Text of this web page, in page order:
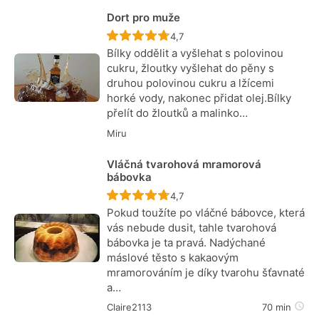
Dort pro muže
Recept ještě nebyl hodnocen
4,7
Bílky oddělit a vyšlehat s polovinou
cukru, žloutky vyšlehat do pěny s
druhou polovinou cukru a lžícemi
horké vody, nakonec přidat olej.Bílky
přelít do žloutků a malinko…
Miru
Vláčná tvarohová mramorová
bábovka
Recept ještě nebyl hodnocen
4,7
Pokud toužíte po vláčné bábovce, která
vás nebude dusit, tahle tvarohová
bábovka je ta pravá. Nadýchané
máslové těsto s kakaovým
mramorováním je díky tvarohu šťavnaté
a…
Claire2113 70 min